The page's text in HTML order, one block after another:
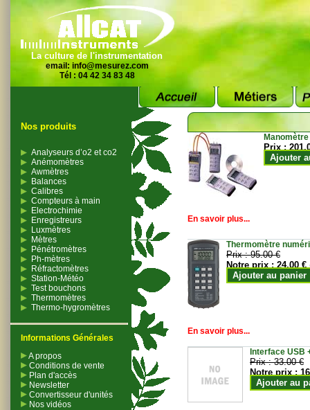
La culture de l'instrumentation
email: info@mesurez.com
Tél : 04 42 34 83 48
Nos produits
Analyseurs d’o2 et co2
Anémomètres
Awmètres
Balances
Calibres
Compteurs à main
Electrochimie
Enregistreurs
Luxmètres
Mètres
Pénétromètres
Ph-mètres
Réfractomètres
Station-Météo
Test bouchons
Thermomètres
Thermo-hygromètres
Informations Générales
A propos
Conditions de vente
Plan d'accès
Newsletter
Convertisseur d'unités
Nos vidéos
Prix :
Ajouter
En savoir plus...
Thermomètre
Prix :95.00 €
Notre prix :24.00 €
Ajouter au panier
En savoir plus...
Interface USB
Prix :33.00 €
Notre prix :
Ajouter au